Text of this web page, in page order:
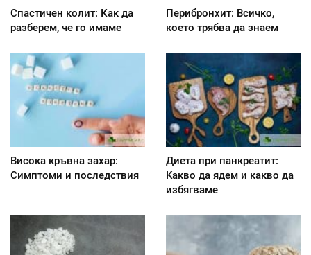
Спастичен колит: Как да
разберем, че го имаме
Перибронхит: Всичко,
което трябва да знаем
Висока кръвна захар:
Симптоми и последствия
Диета при панкреатит:
Kакво да ядем и какво да
избягваме